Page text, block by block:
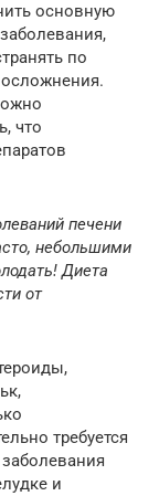
основную
по
что
печени
небольшими
Диета
от
требуется
и